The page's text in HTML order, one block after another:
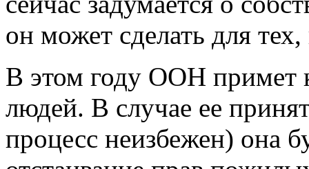
он может сделать для
В этом году ООН примет
людей. В случае ее
процесс неизбежен) она